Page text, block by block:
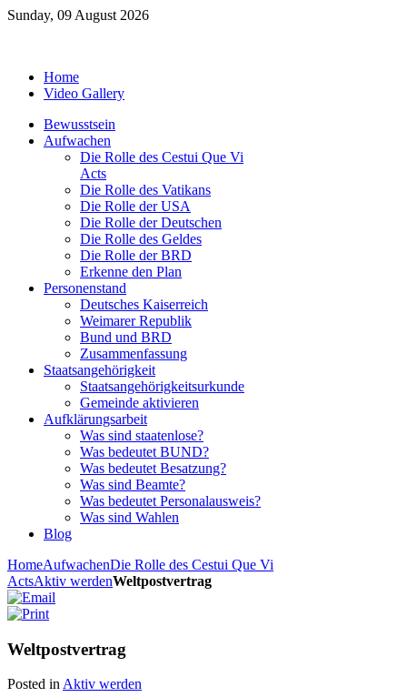
Sunday, 09 August 2026
Home
Video Gallery
Bewusstsein
Aufwachen
Die Rolle des Cestui Que Vi
Acts
Die Rolle des Vatikans
Die Rolle der USA
Die Rolle der Deutschen
Die Rolle des Geldes
Die Rolle der BRD
Erkenne den Plan
Personenstand
Deutsches Kaiserreich
Weimarer Republik
Bund und BRD
Zusammenfassung
Staatsangehörigkeit
Staatsangehörigkeitsurkunde
Gemeinde aktivieren
Aufklärungsarbeit
Was sind staatenlose?
Was bedeutet BUND?
Was bedeutet Besatzung?
Was sind Beamte?
Was bedeutet Personalausweis?
Was sind Wahlen
Blog
HomeAufwachenDie Rolle des Cestui Que Vi
ActsAktiv werdenWeltpostvertrag
Weltpostvertrag
Posted inAktiv werden